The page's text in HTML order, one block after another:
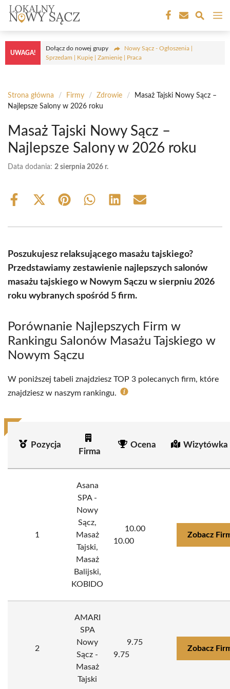
Przejdź
treści
UWAGA!
Dołącz do nowej grupy
Nowy Sącz - Ogłoszenia |
Sprzedam | Kupię | Zamienię | Praca
Strona główna / Firmy / Zdrowie /
Masaż Tajski Nowy Sącz –
Najlepsze Salony w 2026 roku
Masaż Tajski Nowy Sącz –
Najlepsze Salony w 2026 roku
Data dodania: 2 sierpnia 2026 r.
Share
Share
(Twitter)
Share Share Share Share
Poszukujesz relaksującego masażu tajskiego?
Przedstawiamy zestawienie najlepszych salonów
masażu tajskiego w Nowym Sączu w sierpniu 2026
roku wybranych spośród 5 firm.
Porównanie Najlepszych Firm w
Rankingu Salonów Masażu Tajskiego w
Nowym Sączu
W poniższej tabeli znajdziesz TOP 3 polecanych firm, które
znajdziesz w naszym rankingu.
Pozycja
Firma
Ocena Wizytówka
1
Asana
SPA -
Nowy
Sącz,
Masaż
Tajski,
Masaż
Balijski,
KOBIDO
10.00
10.00
Zobacz
2
AMARI
SPA
Nowy
Sącz -
Masaż
Tajski
9.75
9.75
Zobacz